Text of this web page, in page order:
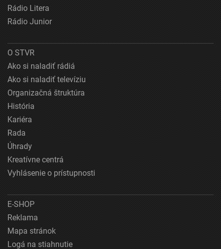
Rádio Litera
Rádio Junior
O STVR
Ako si naladiť rádiá
Ako si naladiť televíziu
Organizačná štruktúra
História
Kariéra
Rada
Úhrady
Kreatívne centrá
Vyhlásenie o prístupnosti
E-SHOP
Reklama
Mapa stránok
Logá na stiahnutie